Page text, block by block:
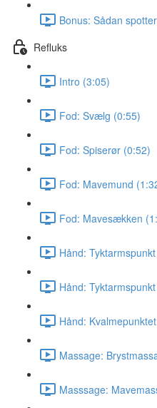
Bonus: Sådan
Refluks
Intro (3:05)
Fod: Svælg (0:55)
Fod: Spiserør (0:52)
Fod: Mavemund
Fod: Mavesækken
Hånd:
Hånd:
Hånd:
Massage:
Masssage: